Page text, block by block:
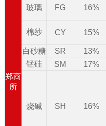
郑商
所
玻璃 FG 16%
棉纱 CY 15%
白砂糖
SR 13%
锰硅
SM 17%
烧碱 SH 16%